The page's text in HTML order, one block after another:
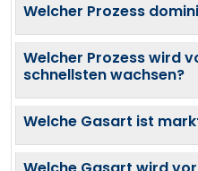
Welcher Prozess
Welcher Prozess wird
schnellsten wachsen?
Welche Gasart ist